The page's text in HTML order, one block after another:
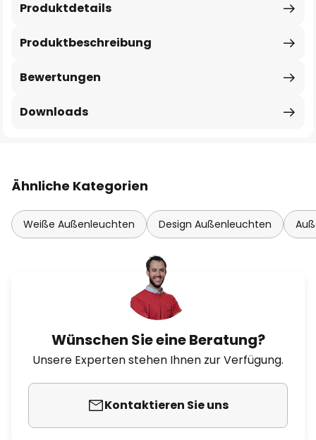
Produktbeschreibung
Produktdetails
Bewertungen
Downloads
Ähnliche Kategorien
Weiße Außenleuchten Design Außenleuchten
Wünschen Sie eine Beratung?
Unsere Experten stehen Ihnen zur Verfügung.
Kontaktieren Sie uns